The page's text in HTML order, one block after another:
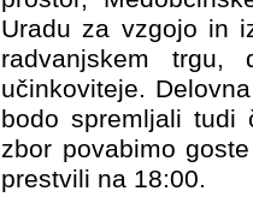
Uradu za vzgojo in
radvanjskem
učinkoviteje.
bodo spremljali tudi
zbor povabimo
prestvili na 18:00.